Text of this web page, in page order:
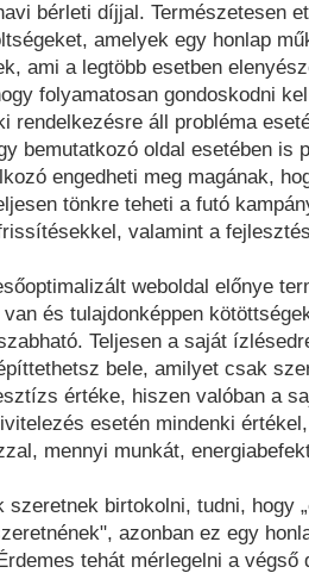
bérleti díjjal. Természetesen
amelyek egy honlap
ami a legtöbb esetben
folyamatosan gondoskodni
rendelkezésre áll probléma
bemutatkozó oldal esetében is
engedheti meg magának,
tönkre teheti a futó
valamint a
weboldal előnye
van és tulajdonképpen
Teljesen a saját
bele, amilyet csak
értéke, hiszen valóban a
esetén mindenki
mennyi munkát,
szeretnek birtokolni, tudni, hogy
azonban ez egy
tehát mérlegelni a végső